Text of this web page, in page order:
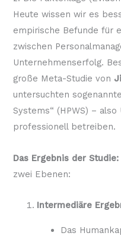
Heute wissen wir es
empirische Befunde für
zwischen
Unternehmenserfolg.
große Meta-Studie von
untersuchten
Systems“ (HPWS) –
professionell betreiben.
Das Ergebnis der Studie:
zwei Ebenen:
Intermediäre
Das